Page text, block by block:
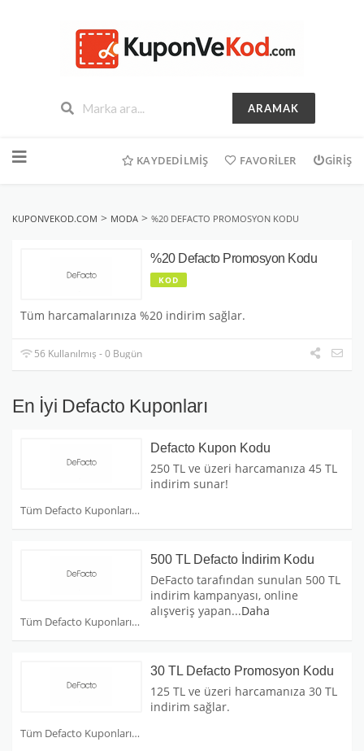
ARAMAK
geç
KAYDEDILMIŞ FAVORILER GIRIŞ
KUPONVEKOD.COM > MODA > %20 DEFACTO PROMOSYON KODU
%20 Defacto Promosyon Kodu
KOD
Tüm harcamalarınıza %20 indirim sağlar.
56 Kullanılmış - 0 Bugün
En İyi Defacto Kuponları
Tüm Defacto Kuponları
Defacto Kupon Kodu
250 TL ve üzeri harcamanıza 45 TL
indirim sunar!
Tüm Defacto Kuponları
500 TL Defacto İndirim Kodu
DeFacto tarafından sunulan 500 TL
indirim kampanyası, online
alışveriş yapan...Daha
Tüm Defacto Kuponları
30 TL Defacto Promosyon Kodu
125 TL ve üzeri harcamanıza 30 TL
indirim sağlar.